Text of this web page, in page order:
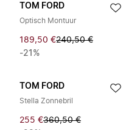
TOM FORD
Optisch Montuur
189,50 €240,50 €
-21%
TOM FORD
Stella Zonnebril
255 €360,50 €